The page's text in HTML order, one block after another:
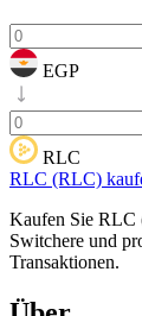
EGP
RLC
RLC (RLC)
Kaufen Sie RLC
Switchere und
Transaktionen.